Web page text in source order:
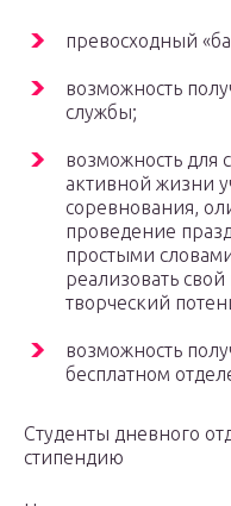
превосходный
возможность
службы;
возможность для
активной жизни
соревнования,
проведение
простыми
реализовать
творческий
возможность
бесплатном
Студенты дневного
стипендию